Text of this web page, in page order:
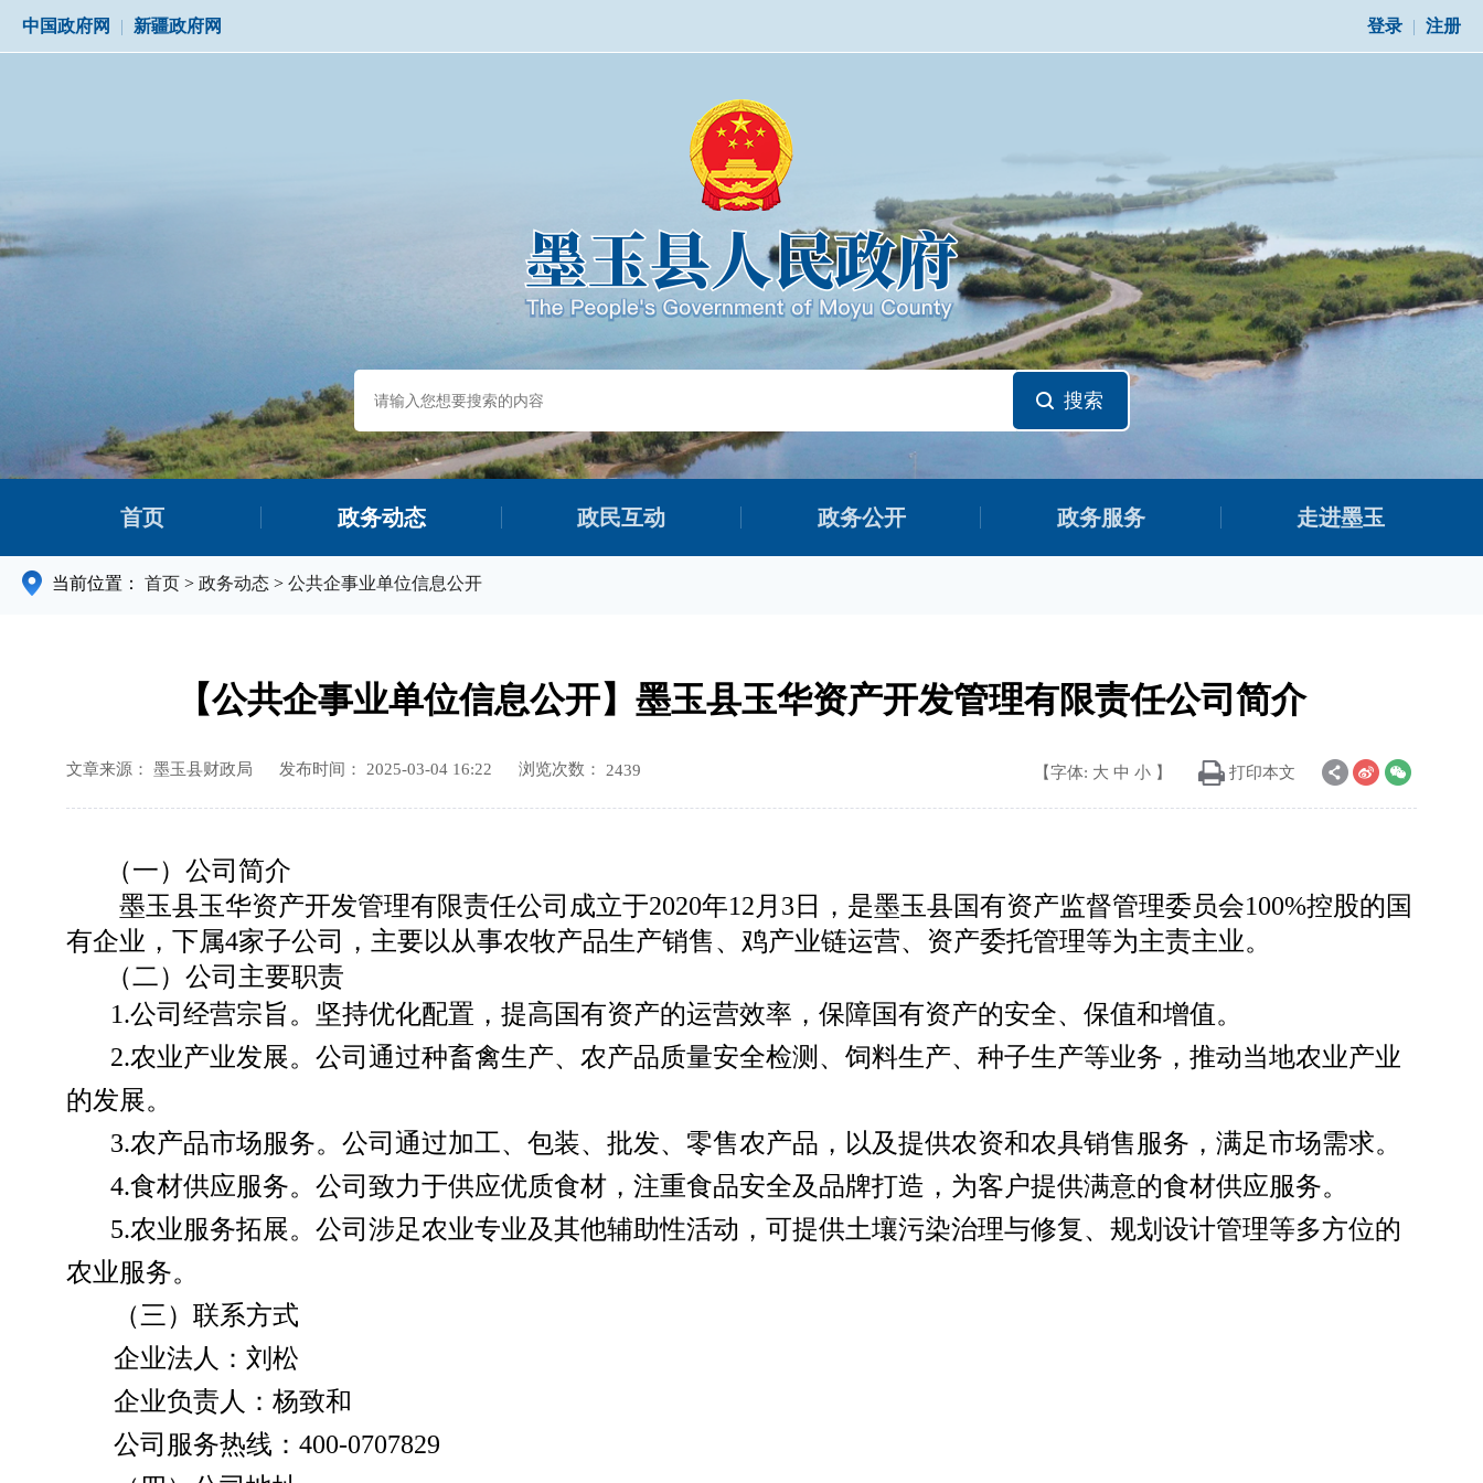
中国政府网 | 新疆政府网 登录 | 注册
搜索
首页 政务动态 政民互动 政务公开 政务服务 走进墨玉
当前位置： 首页 > 政务动态 > 公共企事业单位信息公开
【公共企事业单位信息公开】墨玉县玉华资产开发管理有限责任公司简介
文章来源： 墨玉县财政局 发布时间： 2025-03-04 16:22 浏览次数： 2439 【字体: 大 中 小 】 打印本文
（一） 公司简介
墨玉县玉华资产开发管理有限责任公司 成立于2020年12月3日 ，是墨玉县国有资产监督管理委员会100%控股的国
有企业，下属4家子公司，主要以从事农牧产品生产销售、鸡产业链运营、资产委托管理等为主责主业。
（二） 公司主要职责
1.公司经营宗旨。坚持优化配置，提高国有资产的运营效率，保障国有资产的安全、保值和增值。
2.农业产业发展。公司通过种畜禽生产、农产品质量安全检测、饲料生产、种子生产等业务，推动当地农业产业
的发展。
3.农产品市场服务。公司通过加工、包装、批发、零售农产品，以及提供农资和农具销售服务，满足市场需求。
4.食材供应服务。公司致力于供应优质食材，注重食品安全及品牌打造，为客户提供满意的食材供应服务。
5.农业服务拓展。公司涉足农业专业及其他辅助性活动，可提供土壤污染治理与修复、规划设计管理等多方位的
农业服务。
（三）联系方式
企业法人： 刘松
企业负责人：杨致和
公司服务热线： 400-0707829